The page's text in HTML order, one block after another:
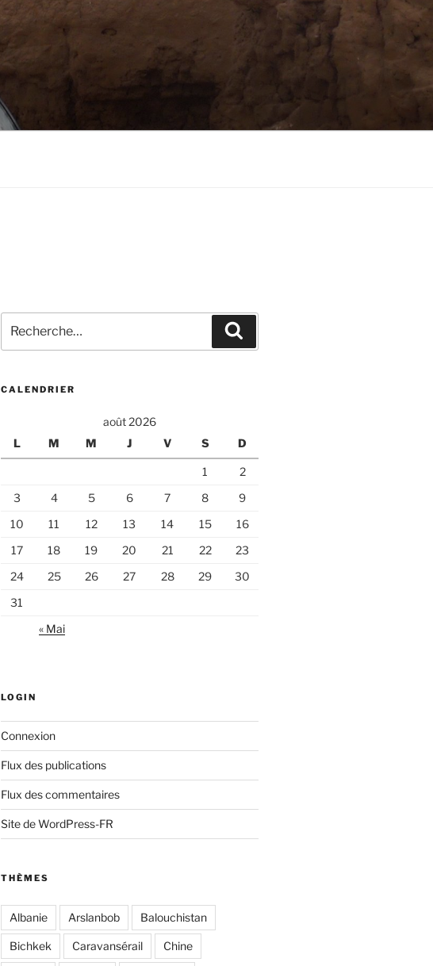
pour
:
CALENDRIER
août 2026
L
M M J V S D
1
2
3
4 5 6 7 8
9
10
11 12 13 14 15
16
17
18 19 20 21 22
23
24
25 26 27 28 29
30
31
« Mai
LOGIN
Connexion
Flux des publications
Flux des commentaires
Site de WordPress-FR
THÈMES
Albanie Arslanbob Balouchistan
Bichkek Caravansérail Chine